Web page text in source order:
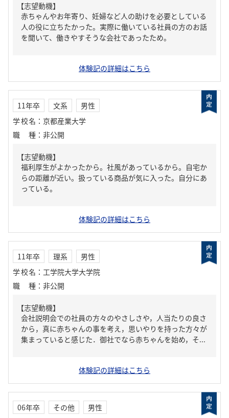
【志望動機】
赤ちゃんやお年寄り、妊婦など人の助けを必要としている
人の役に立ちたかった。実際に働いている社員の方のお話
を聞いて、働きやすそうな会社であったため。
体験記の詳細はこちら
11年卒 文系
男性
学校名 ： 京都産業大学
職種 ： 非公開
【志望動機】
福利厚生がよかったから。社風があっているから。自宅か
らの距離が近い。扱っている商品が気に入った。自分にあ
っている。
体験記の詳細はこちら
11年卒 理系
男性
学校名 ： 工学院大学大学院
職種 ： 非公開
【志望動機】
会社説明会での社員の方々のやさしさや，人当たりの良さ
から，真に赤ちゃんの事を考え，思いやりを持った方々が
集まっていると感じた．御社でなら赤ちゃんを始め，そ...
体験記の詳細はこちら
06年卒 その他
男性